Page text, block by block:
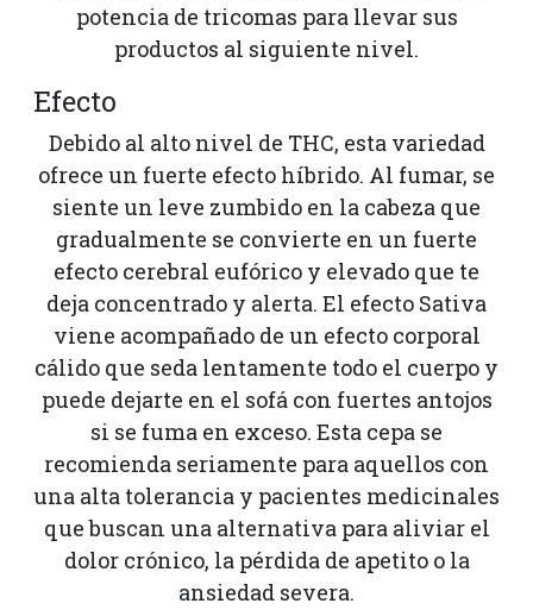
potencia de tricomas para llevar sus
productos al siguiente nivel.
Efecto
Debido al alto nivel de THC, esta variedad
ofrece un fuerte efecto híbrido. Al fumar, se
siente un leve zumbido en la cabeza que
gradualmente se convierte en un fuerte
efecto cerebral eufórico y elevado que te
deja concentrado y alerta. El efecto Sativa
viene acompañado de un efecto corporal
cálido que seda lentamente todo el cuerpo y
puede dejarte en el sofá con fuertes antojos
si se fuma en exceso. Esta cepa se
recomienda seriamente para aquellos con
una alta tolerancia y pacientes medicinales
que buscan una alternativa para aliviar el
dolor crónico, la pérdida de apetito o la
ansiedad severa.